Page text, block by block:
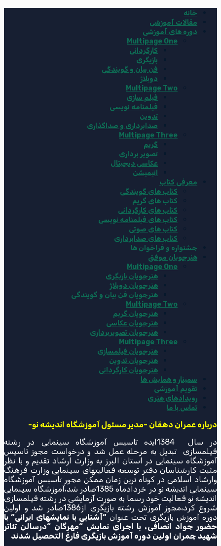
خانه
مقالات آموزشی
دوره های آموزشی
Multipage One
کارگردانی
بازیگری
فن بیان و گویندگی
دوبلاژ
Multipage Two
فیلم سازی
فیلمنامه نویسی
تدوین
صدابرداری و صداگذاری
Multipage Three
گریم
تصویر برداری
عکاسی دیجیتال
انیمیشن
معرفی کتاب
کتاب های گویندگی
کتاب های گریم
کتاب های کارگردانی
کتاب های فیلمنامه نویسی
کتاب های صوتی
کتاب های صدابرداری
جشنواره و فراخوان ها
هنرجویان موفق
Multipage One
هنرجویان بازیگری
هنرجویان دوبلاژ
هنرجویان فن بیان و گویندگی
Multipage Two
هنرجویان گریم
هنرجویان عکاسی
هنرجویان تصویربرداری
Multipage Three
هنرجویان فیلمسازی
هنرجویان تدوین
هنرجویان کارگردانی
سمینار و همایش ها
تقویم آموزشی
رویدادهای هنری
تماس با ما
درباره عمران دهقان -مدیر مسئول آموزشگاه اندیشه نو-
در سال 1384ایده تاسیس آموزشگاه سینمایی در رشته
فیلمسازی تبدیل به مرحله عمل شد و درخواست مجوز تاسیس
آموزشگاه سینمایی در استان البرز به وزارت ارشاد تقدیم و با نظر
مثبت کارشناسان دفتر توسعه فعالیتهای سینمایی وزارت فرهنگ
وارشاد اسلامی در کوتاه ترین زمان ممکن مجور تاسیس آموزشگاه
سینمایی اندیشه نو در خردادماه 1385صادر شد،آموزشگاه سینمایی
اندیشه نو فعالیت خود رسما به صورت آزمایشی در رشته فیلمسازی
شروع کرد،مجوز آموزش رشته بازیگری از1386صادر شد و اولین
دوره آموزش بازیگری تحت عنوان“آشنایی با نمایشهای ایرانی“با
حضور جواد انصافی، با اجرای نمایش“مهرگان“درسالن تئاتر
شهید چمران اولین دوره آموزش بازیگری فارغ التحصیل شدند